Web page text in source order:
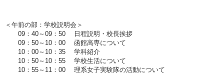
＜午前の部：学校説明会＞
09：40～09：50 日程説明・校長挨拶
09：50～10：00 函館高専について
10：00～10：35 学科紹介
10：50～10：55 学校生活について
10：55～11：00 理系女子実験隊の活動について